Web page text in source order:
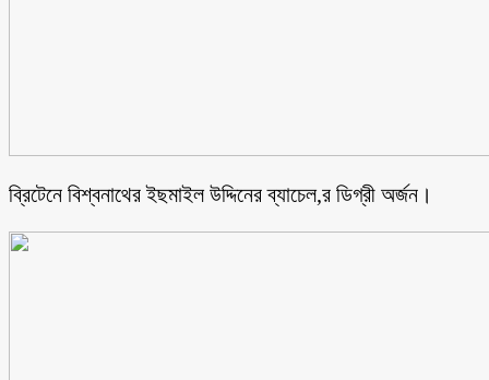
ব্রিটেনে বিশ্বনাথের ইছমাইল উদ্দিনের ব্যাচেল,র ডিগ্রী অর্জন।